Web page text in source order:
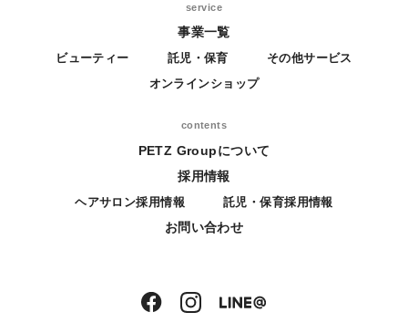
service
事業一覧
ビューティー 託児・保育
その他サービス
オンラインショップ
contents
PETZ Groupについて
採用情報
ヘアサロン採用情報 託児・保育採用情報
お問い合わせ